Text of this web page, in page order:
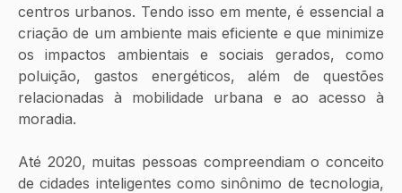
centros urbanos. Tendo isso em mente, é essencial a
criação de um ambiente mais eficiente e que minimize
os impactos ambientais e sociais gerados, como
poluição, gastos energéticos, além de questões
relacionadas à mobilidade urbana e ao acesso à
moradia.
Até 2020, muitas pessoas compreendiam o conceito
de cidades inteligentes como sinônimo de tecnologia,